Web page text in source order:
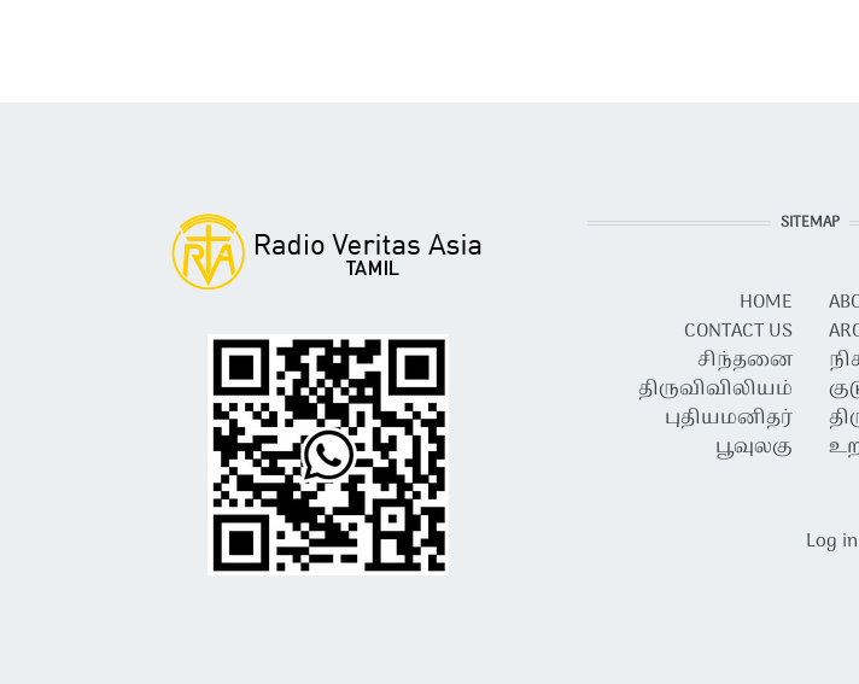
SITEMAP
HOME
CONTACT US
சிந்தனை
திருவிவிலியம்
புதியமனிதர்
பூவுலகு
Log in